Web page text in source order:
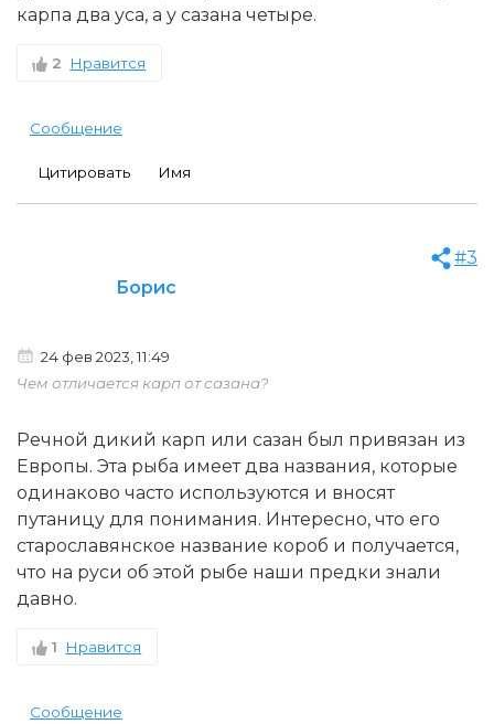
карпа два уса, а у сазана четыре.
2 Нравится
Сообщение
Цитировать Имя
Борис
#3
24 фев 2023, 11:49
Чем отличается карп от сазана?
Речной дикий карп или сазан был привязан из
Европы. Эта рыба имеет два названия, которые
одинаково часто используются и вносят
путаницу для понимания. Интересно, что его
старославянское название короб и получается,
что на руси об этой рыбе наши предки знали
давно.
1 Нравится
Сообщение